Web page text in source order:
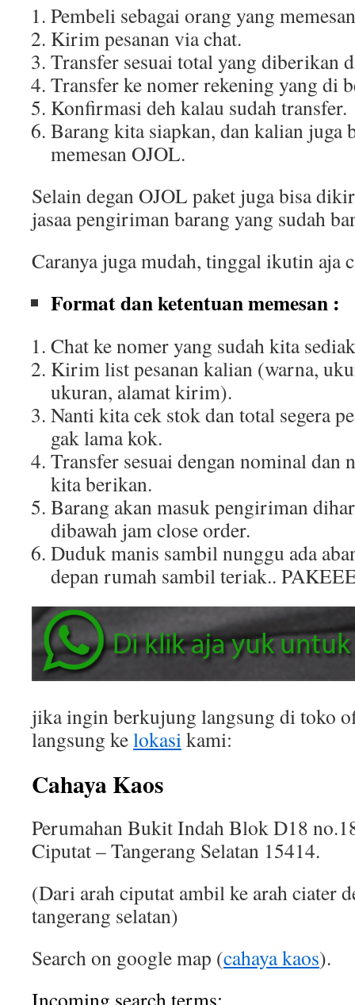
Pembeli sebagai orang yang
Kirim pesanan via chat.
Transfer sesuai total yang diberikan
Transfer ke nomer rekening yang di
Konfirmasi deh kalau sudah transfer.
Barang kita siapkan, dan kalian juga
memesan OJOL.
Selain degan OJOL paket juga bisa
jasaa pengiriman barang yang sudah
Caranya juga mudah, tinggal ikutin aja
Format dan ketentuan memesan :
Chat ke nomer yang sudah kita
Kirim list pesanan kalian (warna,
ukuran, alamat kirim).
Nanti kita cek stok dan total segera
gak lama kok.
Transfer sesuai dengan nominal dan
kita berikan.
Barang akan masuk pengiriman
dibawah jam close order.
Duduk manis sambil nunggu ada
depan rumah sambil teriak..
jika ingin berkujung langsung di toko
langsung kelokasi kami:
Cahaya Kaos
Perumahan Bukit Indah Blok D18
Ciputat – Tangerang Selatan 15414.
(Dari arah ciputat ambil ke arah ciater
tangerang selatan)
Search on google map (cahaya kaos).
Incoming search terms: